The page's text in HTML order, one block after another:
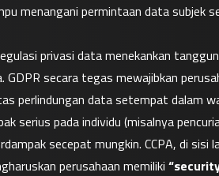
menangani permintaan data subjek
privasi data menekankan
perlindungan data setempat dalam
serius pada individu (misalnya
secepat mungkin. CCPA, di sisi
perusahaan memiliki